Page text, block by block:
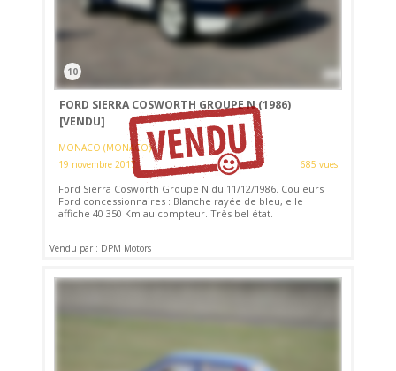
10
FORD SIERRA COSWORTH GROUPE N (1986)
[VENDU]
MONACO (MONACO)
19 novembre 2017
685 vues
Ford Sierra Cosworth Groupe N du 11/12/1986. Couleurs
Ford concessionnaires : Blanche rayée de bleu, elle
affiche 40 350 Km au compteur. Très bel état.
Vendu par : DPM Motors